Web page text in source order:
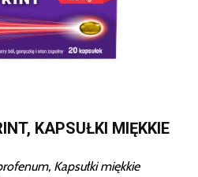
KAPSUŁKI MIĘKKIE
Kapsułki miękkie